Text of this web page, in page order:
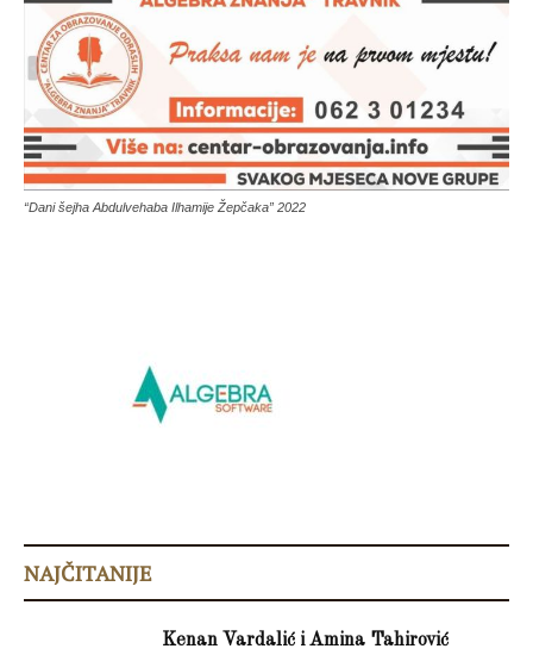
“Dani šejha Abdulvehaba Ilhamije Žepčaka” 2022
NAJČITANIJE
Kenan Vardalić i Amina Tahirović